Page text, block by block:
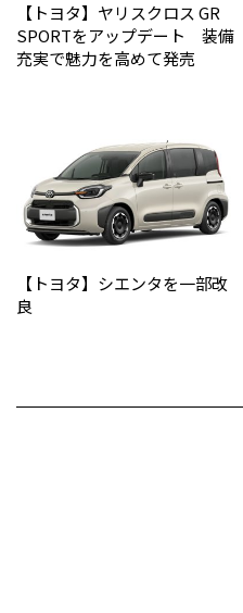
【トヨタ】ヤリスクロス GR
SPORTをアップデート 装備
充実で魅力を高めて発売
【トヨタ】シエンタを一部改
良